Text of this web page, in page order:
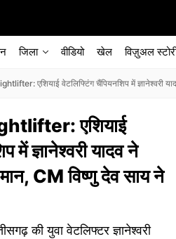
जिला वीडियो खेल विज़ुअल
एशियाई वेटलिफ्टिंग चैंपियनशिप में ज्ञानेश्वरी
एशियाई
में ज्ञानेश्वरी यादव ने
CM विष्णु देव साय ने
की युवा वेटलिफ्टर ज्ञानेश्वरी